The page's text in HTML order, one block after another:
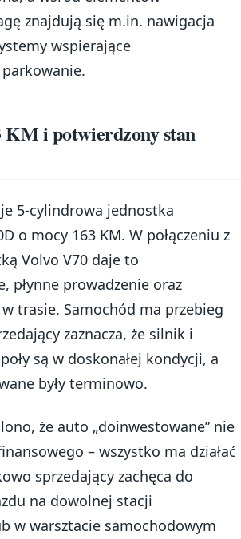
znajdują się m.in. nawigacja
wspierające
KM i potwierdzony stan
5-cylindrowa jednostka
o mocy 163 KM. W połączeniu z
Volvo V70 daje to
płynne prowadzenie oraz
trasie. Samochód ma przebieg
zaznacza, że silnik i
są w doskonałej kondycji, a
były terminowo.
że auto „doinwestowane” nie
– wszystko ma działać
sprzedający zachęca do
na dowolnej stacji
w warsztacie samochodowym